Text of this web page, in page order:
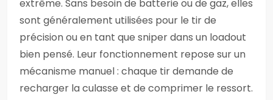
extrême. Sans besoin de batterie ou de gaz, elles
sont généralement utilisées pour le tir de
précision ou en tant que sniper dans un loadout
bien pensé. Leur fonctionnement repose sur un
mécanisme manuel : chaque tir demande de
recharger la culasse et de comprimer le ressort.